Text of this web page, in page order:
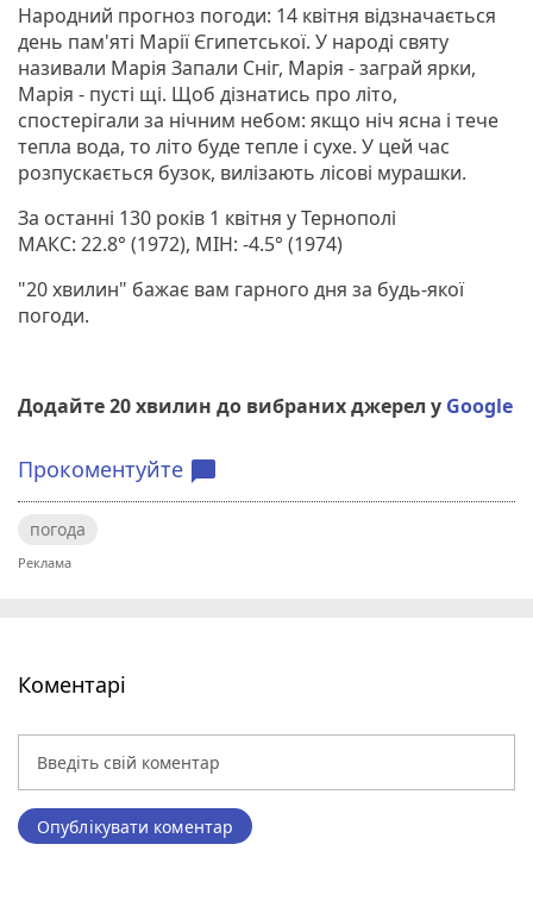
Народний прогноз погоди: 14 квітня відзначається
день пам'яті Марії Єгипетської. У народі святу
називали Марія Запали Сніг, Марія - заграй ярки,
Марія - пусті щі. Щоб дізнатись про літо,
спостерігали за нічним небом: якщо ніч ясна і тече
тепла вода, то літо буде тепле і сухе. У цей час
розпускається бузок, вилізають лісові мурашки.
За останні 130 років 1 квітня у Тернополі
МАКС: 22.8° (1972), МІН: -4.5° (1974)
"20 хвилин" бажає вам гарного дня за будь-якої
погоди.
Додайте 20 хвилин до вибраних джерел у Google
Прокоментуйте chat_bubble
погода
Коментарі
Опублікувати коментар